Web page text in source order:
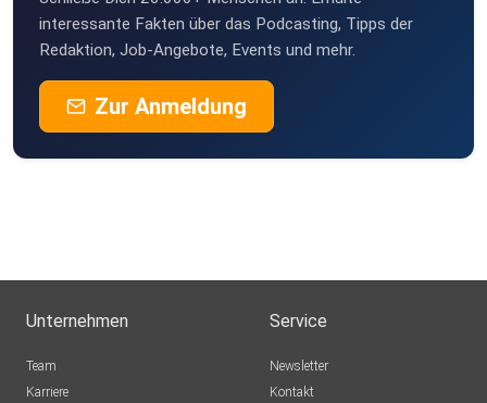
interessante Fakten über das Podcasting, Tipps der
Redaktion, Job-Angebote, Events und mehr.
Zur Anmeldung
Unternehmen
Team
Karriere
Service
Newsletter
Kontakt